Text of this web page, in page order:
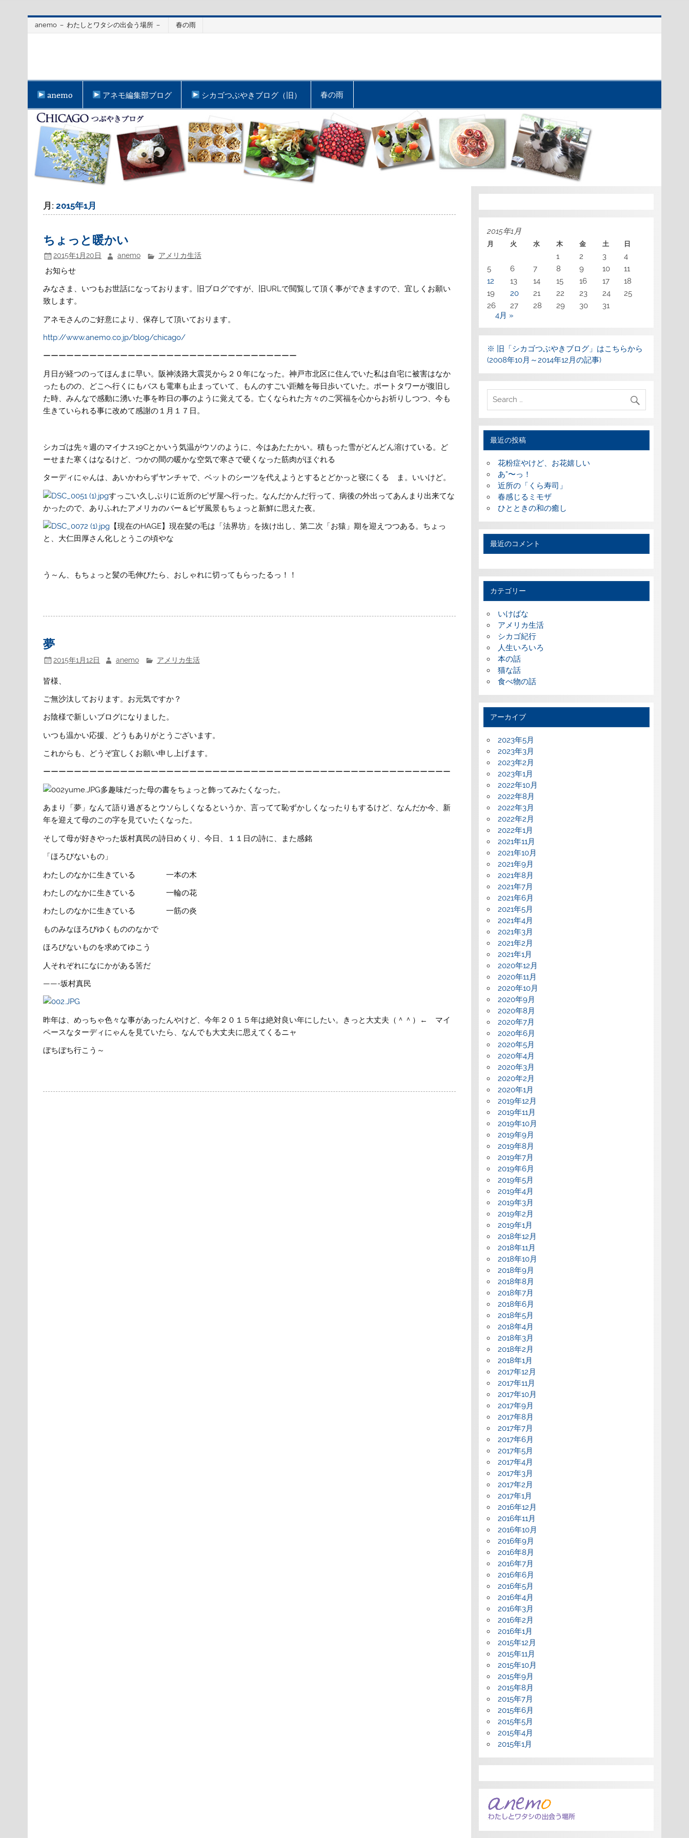
anemo － わたしとワタシの出会う場所 － 春の雨
anemo アネモ編集部ブログ シカゴつぶやきブログ（旧） 春の雨
月:2015年1月
ちょっと暖かい
2015年1月20日 anemo アメリカ生活
お知らせ
みなさま、いつもお世話になっております。旧ブログですが、旧URLで閲覧して頂く事ができますので、宜しくお願い
致します。
アネモさんのご好意により、保存して頂いております。
http://www.anemo.co.jp/blog/chicago/
ーーーーーーーーーーーーーーーーーーーーーーーーーーーーーーーーー
月日が経つのってほんまに早い。阪神淡路大震災から２０年になった。神戸市北区に住んでいた私は自宅に被害はなか
ったものの、どこへ行くにもバスも電車も止まっていて、もんのすごい距離を毎日歩いていた。ポートタワーが復旧し
た時、みんなで感動に湧いた事を昨日の事のように覚えてる。亡くなられた方々のご冥福を心からお祈りしつつ、今も
生きていられる事に改めて感謝の１月１７日。
シカゴは先々週のマイナス19Cとかいう気温がウソのように、今はあたたかい。積もった雪がどんどん溶けている。ど
ーせまた寒くはなるけど、つかの間の暖かな空気で寒さで硬くなった筋肉がほぐれる
ターディにゃんは、あいかわらずヤンチャで、ベットのシーツを代えようとするとどかっと寝にくる
ま。いいけど。
すっごい久しぶりに近所のピザ屋へ行った。なんだかんだ行って、病後の外出ってあんまり出来てな
かったので、ありふれたアメリカのバー＆ピザ風景もちょっと新鮮に思えた夜。
【現在のHAGE】現在髪の毛は「法界坊」を抜け出し、第二次「お猿」期を迎えつつある。ちょっ
と、大仁田厚さん化しとうこの頃やな
う～ん、もちょっと髪の毛伸びたら、おしゃれに切ってもらったるっ！！
夢
2015年1月12日 anemo アメリカ生活
皆様、
ご無沙汰しております。お元気ですか？
お陰様で新しいブログになりました。
いつも温かい応援、どうもありがとうございます。
これからも、どうぞ宜しくお願い申し上げます。
ーーーーーーーーーーーーーーーーーーーーーーーーーーーーーーーーーーーーーーーーーーーーーーーーーーーーー
多趣味だった母の書をちょっと飾ってみたくなった。
あまり「夢」なんて語り過ぎるとウソらしくなるというか、言ってて恥ずかしくなったりもするけど、なんだか今、新
年を迎えて母のこの字を見ていたくなった。
そして母が好きやった坂村真民の詩日めくり、今日、１１日の詩に、また感銘
「ほろびないもの」
わたしのなかに生きている 一本の木
わたしのなかに生きている 一輪の花
わたしのなかに生きている 一筋の炎
ものみなほろびゆくもののなかで
ほろびないものを求めてゆこう
人それぞれになにかがある筈だ
——-坂村真民
昨年は、めっちゃ色々な事があったんやけど、今年２０１５年は絶対良い年にしたい。きっと大丈夫（＾＾）← マイ
ペースなターディにゃんを見ていたら、なんでも大丈夫に思えてくるニャ
ぼちぼち行こう～
2015年1月
月 火 水 木 金 土 日
1 2 3
4
5
6 7 8 9 10
11
12
13 14 15 16 17
18
19
20 21 22 23 24
25
26
27 28 29 30
31
4月 »
※ 旧「シカゴつぶやきブログ」はこちらから
(2008年10月～2014年12月の記事)
最近の投稿
花粉症やけど、お花嬉しい
あ”〜っ！
近所の「くら寿司」
春感じるミモザ
ひとときの和の癒し
最近のコメント
カテゴリー
いけばな
アメリカ生活
シカゴ紀行
人生いろいろ
本の話
猫な話
食べ物の話
アーカイブ
2023年5月
2023年3月
2023年2月
2023年1月
2022年10月
2022年8月
2022年3月
2022年2月
2022年1月
2021年11月
2021年10月
2021年9月
2021年8月
2021年7月
2021年6月
2021年5月
2021年4月
2021年3月
2021年2月
2021年1月
2020年12月
2020年11月
2020年10月
2020年9月
2020年8月
2020年7月
2020年6月
2020年5月
2020年4月
2020年3月
2020年2月
2020年1月
2019年12月
2019年11月
2019年10月
2019年9月
2019年8月
2019年7月
2019年6月
2019年5月
2019年4月
2019年3月
2019年2月
2019年1月
2018年12月
2018年11月
2018年10月
2018年9月
2018年8月
2018年7月
2018年6月
2018年5月
2018年4月
2018年3月
2018年2月
2018年1月
2017年12月
2017年11月
2017年10月
2017年9月
2017年8月
2017年7月
2017年6月
2017年5月
2017年4月
2017年3月
2017年2月
2017年1月
2016年12月
2016年11月
2016年10月
2016年9月
2016年8月
2016年7月
2016年6月
2016年5月
2016年4月
2016年3月
2016年2月
2016年1月
2015年12月
2015年11月
2015年10月
2015年9月
2015年8月
2015年7月
2015年6月
2015年5月
2015年4月
2015年1月